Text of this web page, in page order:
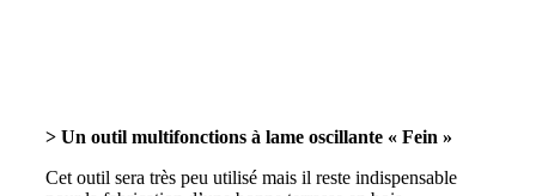
> Un outil multifonctions à lame oscillante « Fein »
Cet outil sera très peu utilisé mais il reste indispensable